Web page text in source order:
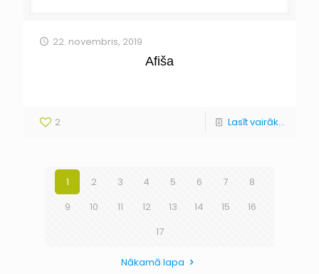
22. novembris, 2019
Afiša
2 Lasīt vairāk...
1 2 3 4 5 6 7
8
9
10 11 12 13 14 15
16
17
Nākamā lapa